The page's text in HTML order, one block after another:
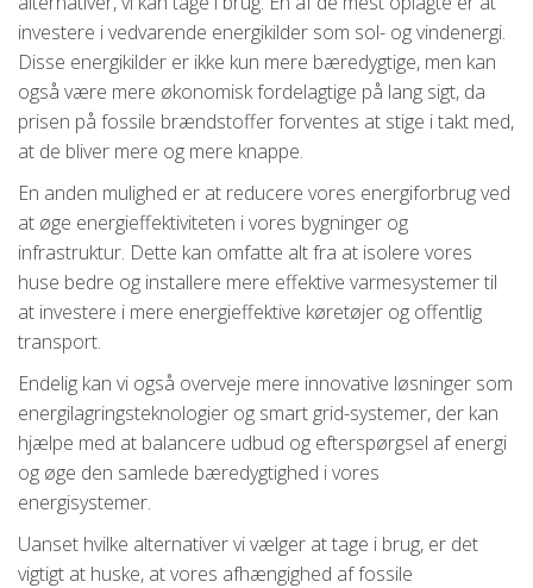
investere i vedvarende energikilder som sol- og vindenergi.
Disse energikilder er ikke kun mere bæredygtige, men kan
også være mere økonomisk fordelagtige på lang sigt, da
prisen på fossile brændstoffer forventes at stige i takt med,
at de bliver mere og mere knappe.
En anden mulighed er at reducere vores energiforbrug ved
at øge energieffektiviteten i vores bygninger og
infrastruktur. Dette kan omfatte alt fra at isolere vores
huse bedre og installere mere effektive varmesystemer til
at investere i mere energieffektive køretøjer og offentlig
transport.
Endelig kan vi også overveje mere innovative løsninger som
energilagringsteknologier og smart grid-systemer, der kan
hjælpe med at balancere udbud og efterspørgsel af energi
og øge den samlede bæredygtighed i vores
energisystemer.
Uanset hvilke alternativer vi vælger at tage i brug, er det
vigtigt at huske, at vores afhængighed af fossile